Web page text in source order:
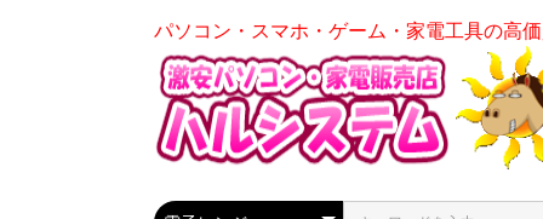
パソコン・スマホ・ゲーム・家電工具の高